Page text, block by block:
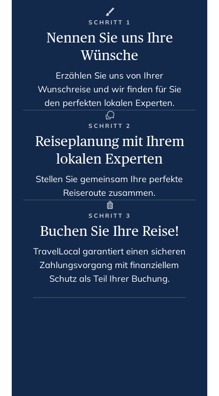
SCHRITT 1
Nennen Sie uns Ihre
Wünsche
Erzählen Sie uns von Ihrer
Wunschreise und wir finden für Sie
den perfekten lokalen Experten.
SCHRITT 2
Reiseplanung mit Ihrem
lokalen Experten
Stellen Sie gemeinsam Ihre perfekte
Reiseroute zusammen.
SCHRITT 3
Buchen Sie Ihre Reise!
TravelLocal garantiert einen sicheren
Zahlungsvorgang mit finanziellem
Schutz als Teil Ihrer Buchung.